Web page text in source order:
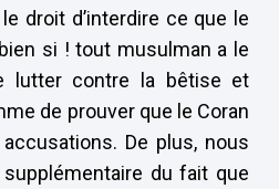
droit d’interdire ce que le
si ! tout musulman a le
lutter contre la bêtise et
de prouver que le Coran
De plus, nous
du fait que